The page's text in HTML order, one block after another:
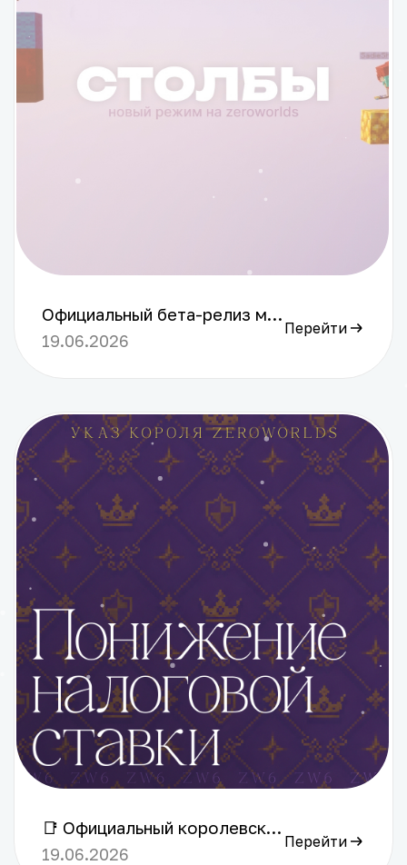
Официальный бета-релиз мини-игры "Столбы" Дамы и господа, сегодня официально был открыт новый режим на ZeroWorlds, под названием "Столбы"! Сегодня мы расскажем как прошло открытие, чего ждать и какие планы у команды проекта на сервер. Для начала, сегодня прошло полноценное открытие нового сервера "Столбы". Было запущено 5 арен для игры. Сервер находится в состоянии Бета-Релиза и поэтому имеет некоторый ряд багов и недоработок. В будущем, мы планируем: - Исправить все существующие недоработки - Добавить рейтинг игроков - Добавить личную статистику - Внедрить новые режимы игры на "Столбах" (Например: игра в командах или ускоренная выдача предметов). - Создать отдельную систему поддержки проекта с косметическими украшениями. - Сделать улучшенную систему против неадекватов и читеров. и также многое другое. Поскольку это лишь Бета-релиз, мы просим вас, игроков ZeroWorlds, дать нам обратную связь по новому режиму и высказать своё мнение и возможные идеи. Для этого мы создали анонимный опрос через Google Forms - [Ссылка](https://forms.gle/iENk7cBCNFQBteQw5). На этом всё, спасибо всем большое за поддержку нашего сервера и преданность проекту, это как никогда ценно. Ещё раз спасибо 💞
19.06.2026
Перейти
📑 Официальный королевский указ Короля О понижении налоговой ставки для лавок вне спавна и для лавок на торговой аллее. **О предмете указа** 1. Настоящим указом устанавливается новый размер налога для всех лавок, расположенных вне территории спавна; 2. Размер налога уменьшается с 13% до 10%. 3. Указ вступает в силу начиная с 19 июня 2026 года.
19.06.2026
Перейти